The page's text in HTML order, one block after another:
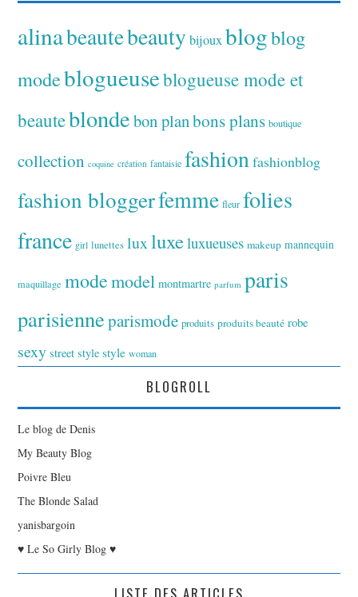
alinabeautebeauty bijoux blogblog
modeblogueuseblogueuse mode et
beauteblondebon planbons plans boutique
collection coquine création fantaisie fashionfashionblog
fashion bloggerfemme fleur folies
france girl lunettes luxluxeluxueuses makeup mannequin
maquillage modemodel montmartre parfum paris
parisienneparismode produits produits beauté robe
sexy street style style woman
BLOGROLL
Le blog de Denis
My Beauty Blog
Poivre Bleu
The Blonde Salad
yanisbargoin
♥ Le So Girly Blog ♥